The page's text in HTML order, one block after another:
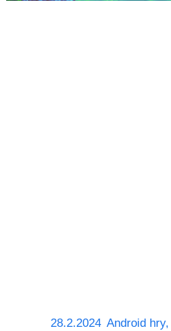
28.2.2024 Android hry,